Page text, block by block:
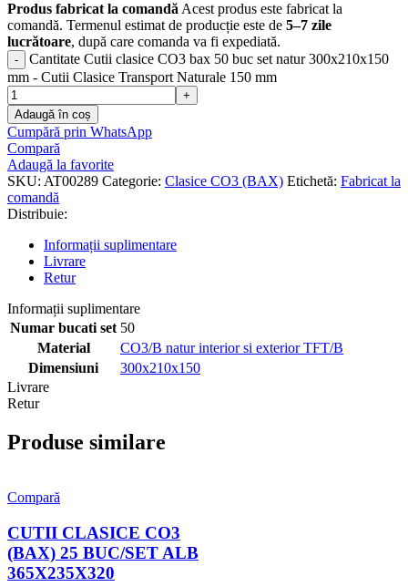
Produs fabricat la comandăAcest produs este fabricat la
comandă. Termenul estimat de producție este de 5–7 zile
lucrătoare, după care comanda va fi expediată.
Cantitate Cutii clasice CO3 bax 50 buc set natur 300x210x150
mm - Cutii Clasice Transport Naturale 150 mm
Adaugă în coș
Cumpără prin WhatsApp
Compară
Adaugă la favorite
SKU: AT00289 Categorie: Clasice CO3 (BAX) Etichetă: Fabricat la
comandă
Distribuie:
Informații suplimentare
Livrare
Retur
Informații suplimentare
Numar bucati set 50
Material
CO3/B natur interior si exterior TFT/B
Dimensiuni
300x210x150
Livrare
Retur
Produse similare
Compară
CUTII CLASICE CO3
(BAX) 25 BUC/SET ALB
365X235X320